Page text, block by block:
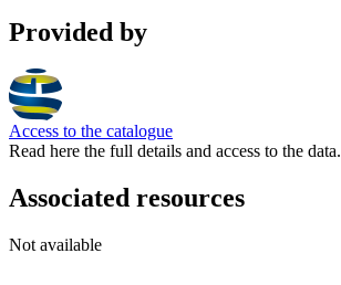
Provided by
Access to the catalogue
Read here the full details and access to the data.
Associated resources
Not available